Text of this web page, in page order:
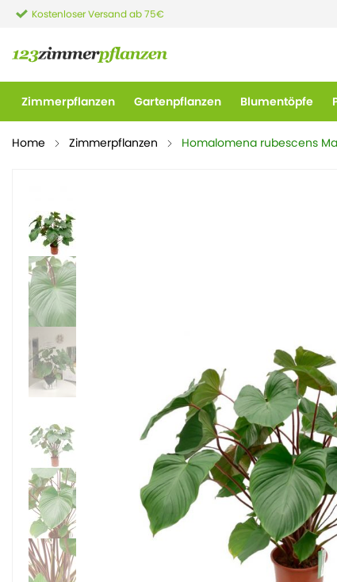
Kostenloser Versand ab 75€
Zimmerpflanzen Gartenpflanzen Blumentöpfe
Home Zimmerpflanzen Homalomena rubescens